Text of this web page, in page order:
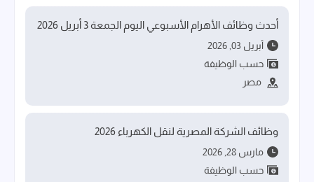
أحدث وظائف الأهرام الأسبوعي اليوم الجمعة 3 أبريل 2026
أبريل 03, 2026
حسب الوظيفة
مصر
وظائف الشركة المصرية لنقل الكهرباء 2026
مارس 28, 2026
حسب الوظيفة